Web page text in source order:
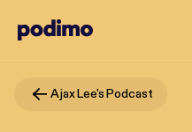
Ajax Lee's Podcast